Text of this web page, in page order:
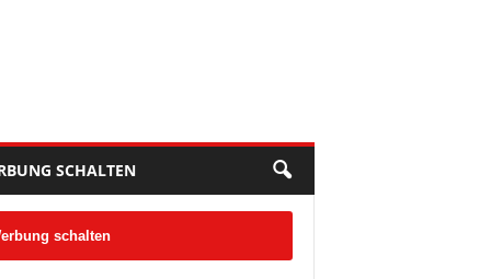
SCHALTEN
schalten